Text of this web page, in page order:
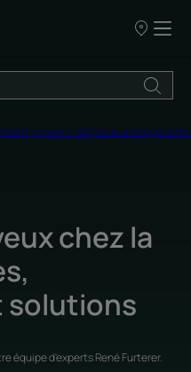
Nos
vente
prévenir l'alopécie
chez la
solutions
équipe d'experts René Furterer.